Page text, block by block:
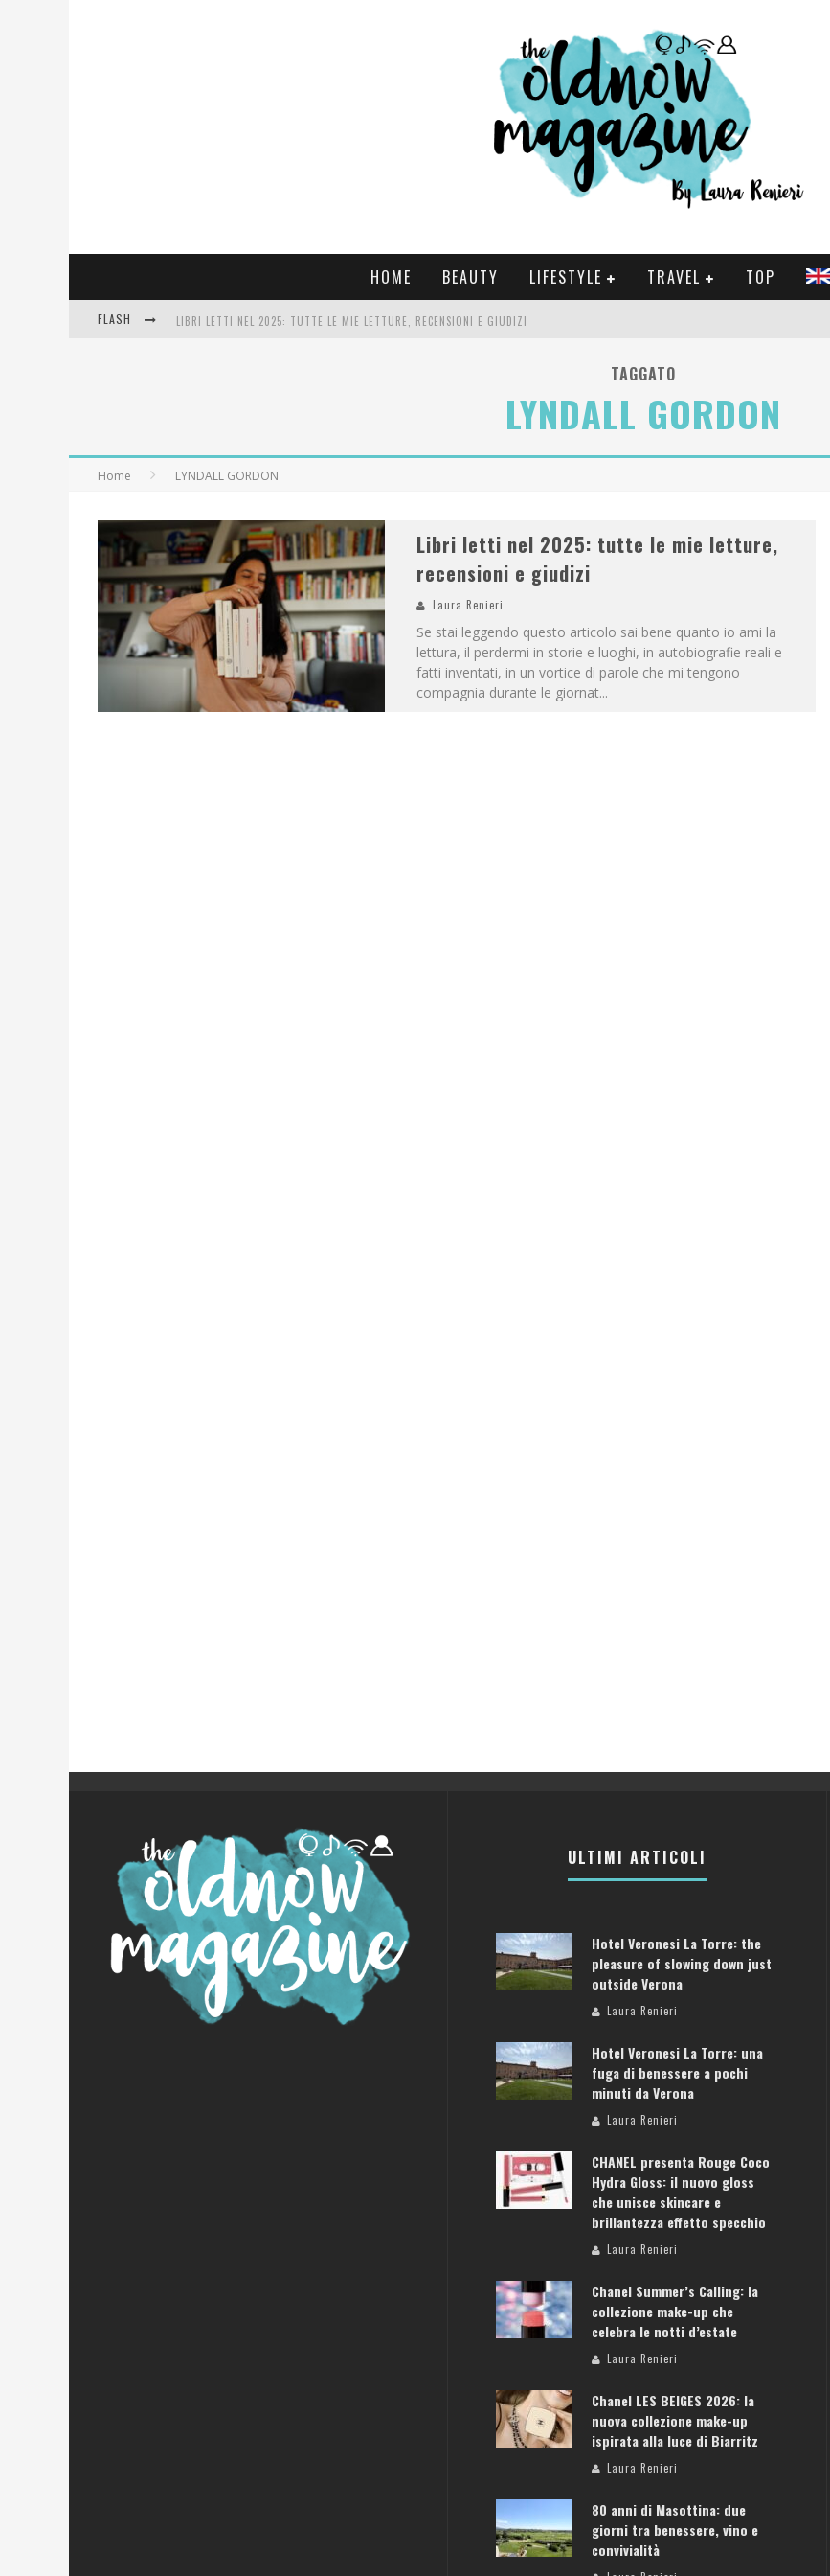
HOME BEAUTY LIFESTYLE TRAVEL TOP
FLASH LIBRI LETTI NEL 2025: TUTTE LE MIE LETTURE, RECENSIONI E GIUDIZI
TAGGATO
LYNDALL GORDON
Home LYNDALL GORDON
Libri letti nel 2025: tutte le mie letture,
recensioni e giudizi
Laura Renieri
Se stai leggendo questo articolo sai bene quanto io ami la
lettura, il perdermi in storie e luoghi, in autobiografie reali e
fatti inventati, in un vortice di parole che mi tengono
compagnia durante le giornat...
ULTIMI ARTICOLI
Hotel Veronesi La Torre: the
pleasure of slowing down just
outside Verona
Laura Renieri
Hotel Veronesi La Torre: una
fuga di benessere a pochi
minuti da Verona
Laura Renieri
CHANEL presenta Rouge Coco
Hydra Gloss: il nuovo gloss
che unisce skincare e
brillantezza effetto specchio
Laura Renieri
Chanel Summer’s Calling: la
collezione make-up che
celebra le notti d’estate
Laura Renieri
Chanel LES BEIGES 2026: la
nuova collezione make-up
ispirata alla luce di Biarritz
Laura Renieri
80 anni di Masottina: due
giorni tra benessere, vino e
convivialità
ATENE: GUIDA PER IL WEEKEND PERFETTO